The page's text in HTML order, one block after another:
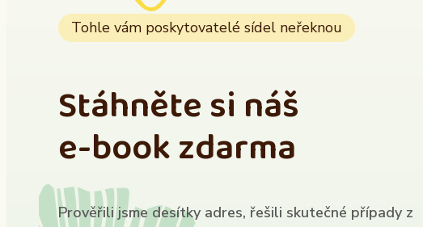
Tohle vám poskytovatelé sídel neřeknou
Stáhněte si náš
e-book zdarma
Prověřili jsme desítky adres, řešili skutečné případy z